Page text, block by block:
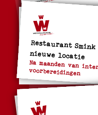
Restaurant Smink opent binnenkort op nieuwe locatie
Na maanden van
voorbereidingen